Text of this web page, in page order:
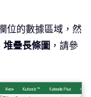
位的數據區域，然
堆疊長條圖 ，請參